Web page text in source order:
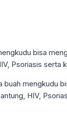
buah mengkudu
HIV,